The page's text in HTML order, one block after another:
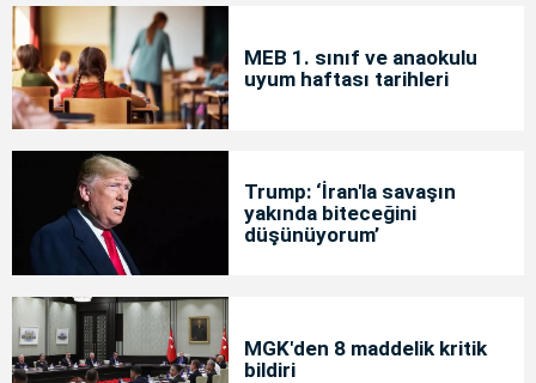
MEB 1. sınıf ve anaokulu
uyum haftası tarihleri
Trump: ‘İran'la savaşın
yakında biteceğini
düşünüyorum’
MGK'den 8 maddelik kritik
bildiri